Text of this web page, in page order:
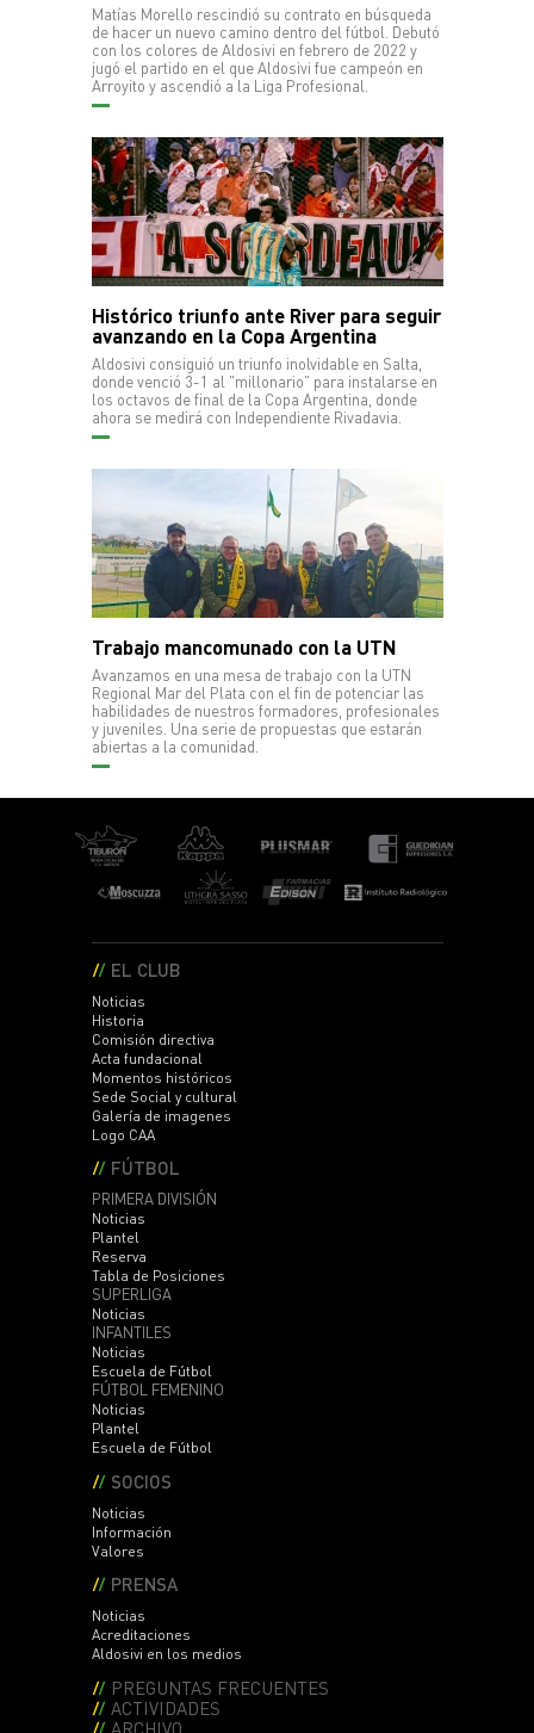
Matías Morello rescindió su contrato en búsqueda
de hacer un nuevo camino dentro del fútbol. Debutó
con los colores de Aldosivi en febrero de 2022 y
jugó el partido en el que Aldosivi fue campeón en
Arroyito y ascendió a la Liga Profesional.
Histórico triunfo ante River para seguir
avanzando en la Copa Argentina
Aldosivi consiguió un triunfo inolvidable en Salta,
donde venció 3-1 al "millonario" para instalarse en
los octavos de final de la Copa Argentina, donde
ahora se medirá con Independiente Rivadavia.
Trabajo mancomunado con la UTN
Avanzamos en una mesa de trabajo con la UTN
Regional Mar del Plata con el fin de potenciar las
habilidades de nuestros formadores, profesionales
y juveniles. Una serie de propuestas que estarán
abiertas a la comunidad.
EL CLUB
Noticias
Historia
Comisión directiva
Acta fundacional
Momentos históricos
Sede Social y cultural
Galería de imagenes
Logo CAA
FÚTBOL
PRIMERA DIVISIÓN
Noticias
Plantel
Reserva
Tabla de Posiciones
SUPERLIGA
Noticias
INFANTILES
Noticias
Escuela de Fútbol
FÚTBOL FEMENINO
Noticias
Plantel
Escuela de Fútbol
SOCIOS
Noticias
Información
Valores
PRENSA
Noticias
Acreditaciones
Aldosivi en los medios
PREGUNTAS FRECUENTES
ACTIVIDADES
ARCHIVO